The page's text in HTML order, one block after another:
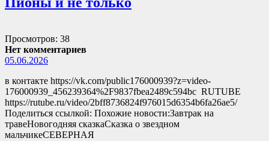
Просмотров: 38
Нет комментариев
05.06.2026
в контакте https://vk.com/public176000939?z=video-
176000939_456239364%2F9837fbea2489c594bc RUTUBE
https://rutube.ru/video/2bff8736824f976015d6354b6fa26ae5/
Поделиться ссылкой: Похожие новости:Завтрак на
травеНовогодняя сказкаСказка о звездном
мальчикеСЕВЕРНАЯ